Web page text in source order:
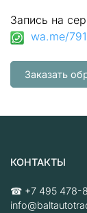
Запись на
wa.me/
Заказать
КОНТАКТЫ
☎ +7 495 478-